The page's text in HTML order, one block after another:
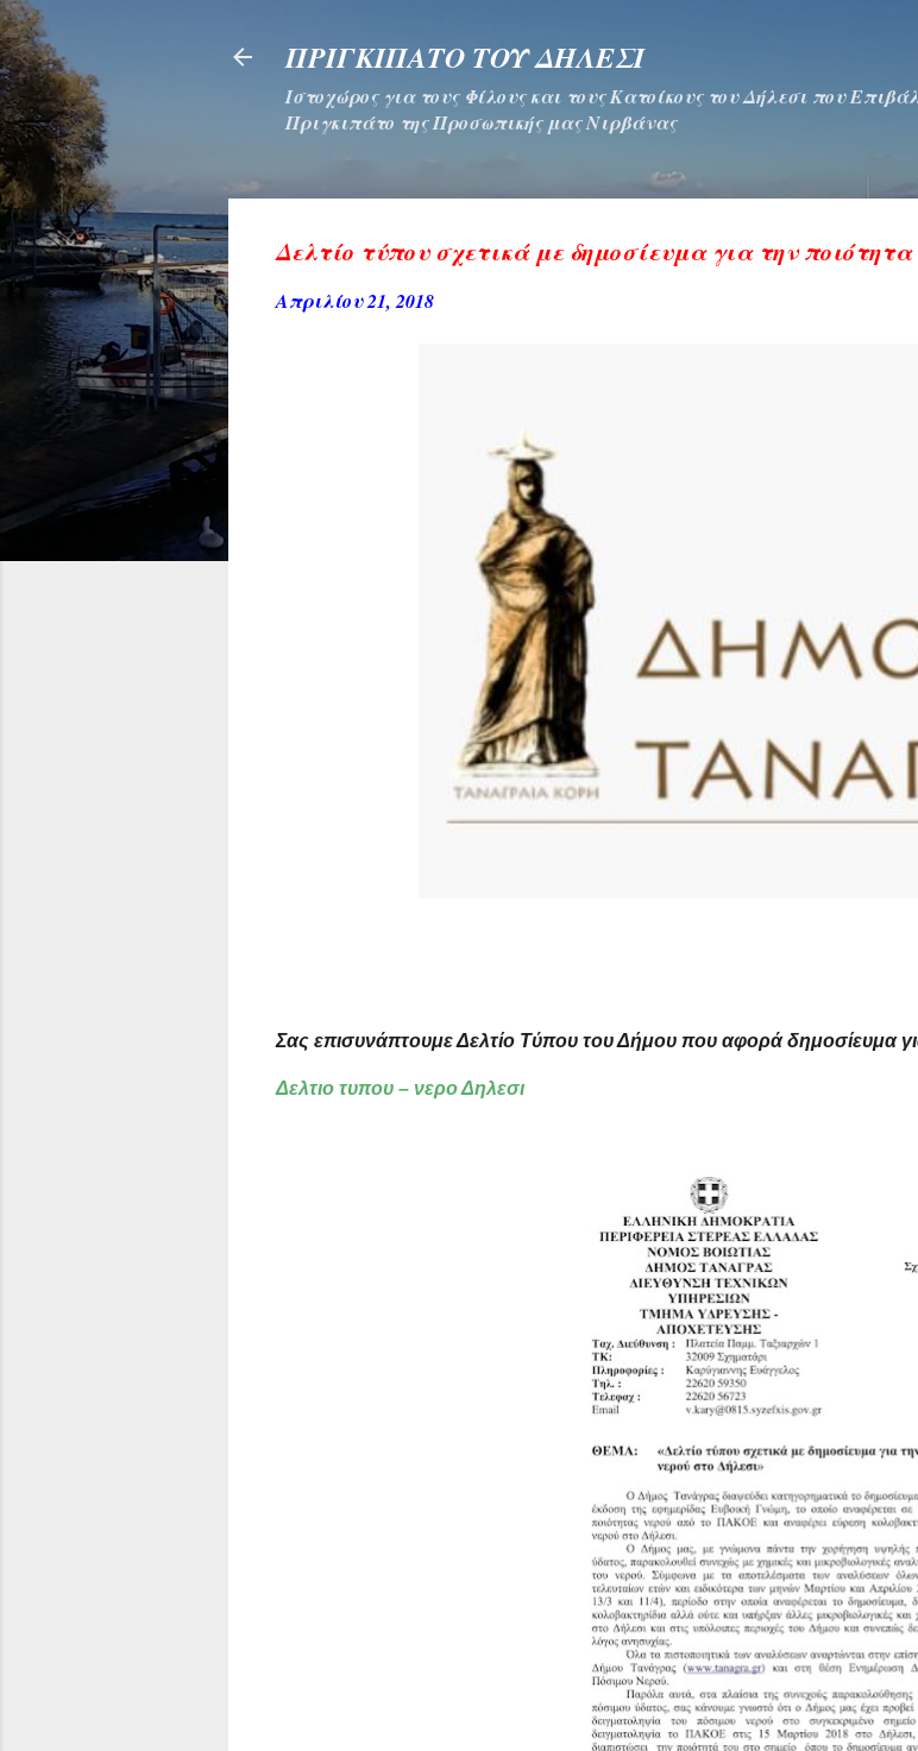
ΠΡΙΓΚΙΠΑΤΟ ΤΟΥ ΔΗΛΕΣΙ
Ιστοχώρος για τους Φίλους και τους Κατοίκους του Δήλεσι που
Πριγκιπάτο της Προσωπικής μας Νιρβάνας
Δελτίο τύπου σχετικά με δημοσίευμα για την
Απριλίου 21, 2018
Σας επισυνάπτουμε Δελτίο Τύπου του Δήμου που αφορά δημοσίευμα
Δελτιο τυπου – νερο Δηλεσι